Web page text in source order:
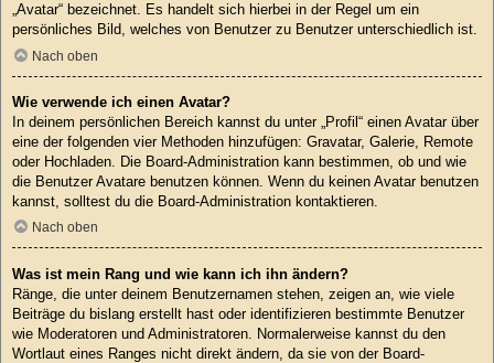
„Avatar“ bezeichnet. Es handelt sich hierbei in der Regel um ein
persönliches Bild, welches von Benutzer zu Benutzer unterschiedlich ist.
Nach oben
Wie verwende ich einen Avatar?
In deinem persönlichen Bereich kannst du unter „Profil“ einen Avatar über
eine der folgenden vier Methoden hinzufügen: Gravatar, Galerie, Remote
oder Hochladen. Die Board-Administration kann bestimmen, ob und wie
die Benutzer Avatare benutzen können. Wenn du keinen Avatar benutzen
kannst, solltest du die Board-Administration kontaktieren.
Nach oben
Was ist mein Rang und wie kann ich ihn ändern?
Ränge, die unter deinem Benutzernamen stehen, zeigen an, wie viele
Beiträge du bislang erstellt hast oder identifizieren bestimmte Benutzer
wie Moderatoren und Administratoren. Normalerweise kannst du den
Wortlaut eines Ranges nicht direkt ändern, da sie von der Board-